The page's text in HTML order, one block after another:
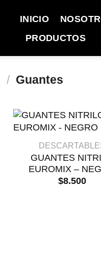
INICIO
PRODUCTOS
/ Guantes
GUANTES
EUROMIX –
$8.500